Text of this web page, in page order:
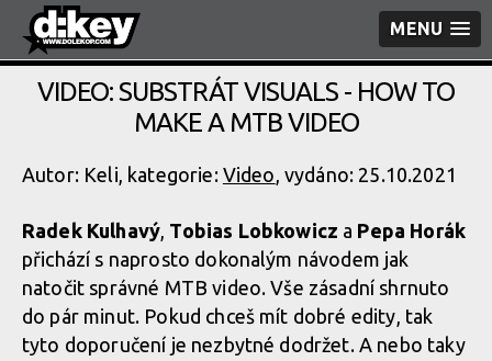
MENU
VIDEO: SUBSTRÁT VISUALS - HOW TO
MAKE A MTB VIDEO
Autor: Keli, kategorie: Video, vydáno: 25.10.2021
Radek Kulhavý, Tobias Lobkowicz a Pepa Horák
přichází s naprosto dokonalým návodem jak
natočit správné MTB video. Vše zásadní shrnuto
do pár minut. Pokud chceš mít dobré edity, tak
tyto doporučení je nezbytné dodržet. A nebo taky